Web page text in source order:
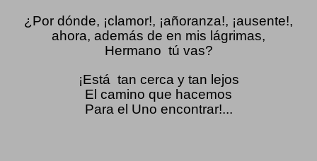
¿Por dónde, ¡clamor!, ¡añoranza!, ¡ausente!,
ahora, además de en mis lágrimas,
Hermano tú vas?
¡Está tan cerca y tan lejos
El camino que hacemos
Para el Uno encontrar!...